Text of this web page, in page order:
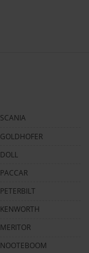
SCANIA
GOLDHOFER
DOLL
PACCAR
PETERBILT
KENWORTH
MERITOR
NOOTEBOOM